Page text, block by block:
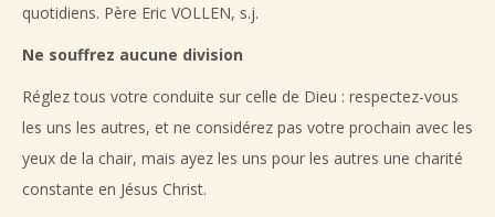
quotidiens. Père Eric VOLLEN, s.j.
Ne souffrez aucune division
Réglez tous votre conduite sur celle de Dieu : respectez-vous
les uns les autres, et ne considérez pas votre prochain avec les
yeux de la chair, mais ayez les uns pour les autres une charité
constante en Jésus Christ.